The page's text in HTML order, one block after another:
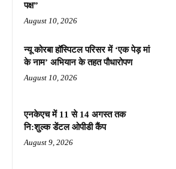
पक्ष”
August 10, 2026
न्यू कोरबा हॉस्पिटल परिसर में ‘एक पेड़ मां
के नाम’ अभियान के तहत पौधारोपण
August 10, 2026
एनकेएच में 11 से 14 अगस्त तक
नि:शुल्क डेंटल ओपीडी कैंप
August 9, 2026